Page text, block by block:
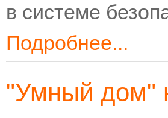
в системе
Подробнее...
"Умный дом"